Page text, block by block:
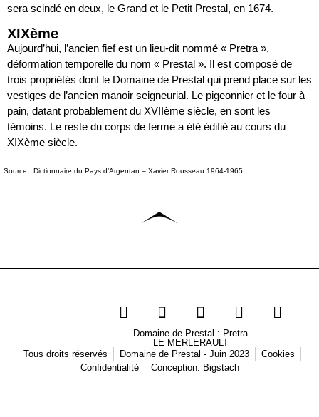
sera scindé en deux, le Grand et le Petit Prestal, en 1674.
XIXème
Aujourd’hui, l’ancien fief est un lieu-dit nommé « Pretra »,
déformation temporelle du nom « Prestal ». Il est composé de
trois propriétés dont le Domaine de Prestal qui prend place sur les
vestiges de l’ancien manoir seigneurial. Le pigeonnier et le four à
pain, datant probablement du XVIIème siècle, en sont les
témoins. Le reste du corps de ferme a été édifié au cours du
XIXème siècle.
Source : Dictionnaire du Pays d’Argentan – Xavier Rousseau 1964-1965
Domaine de Prestal : Pretra
LE MERLERAULT
Tous droits réservés
Domaine de Prestal - Juin 2023
Cookies
Confidentialité
Conception: Bigstach